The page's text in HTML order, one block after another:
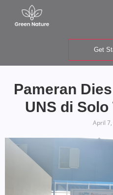
Get
Pameran
UNS di
April